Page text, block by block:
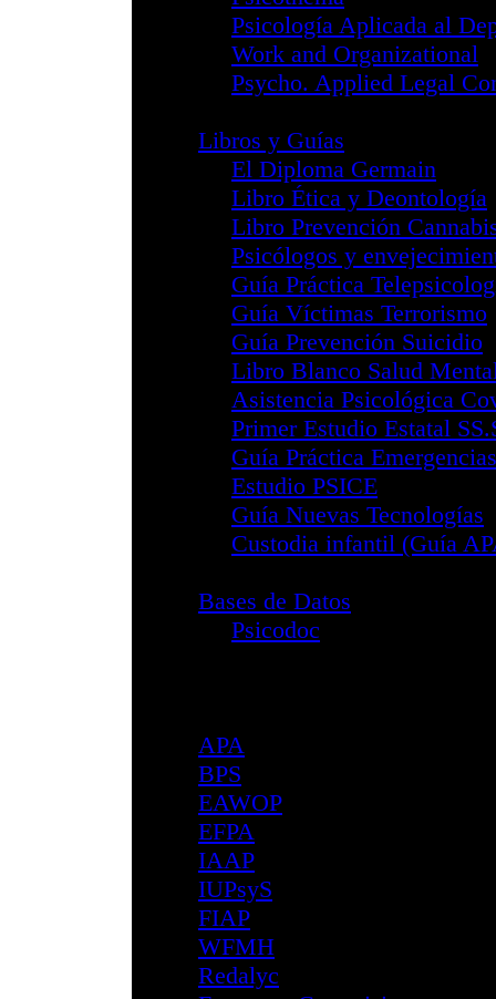
Colegios
Mapa de
Álava
Andalucía
Andalucía
Aragón
Bizkaia
Cantabria
Castilla - La
Castilla y León
Catalunya
Ceuta
Comunitat
Extremadura
Galicia
Gipuzkoa
Navarra
Las Palmas
Región de
La Rioja
Santa Cruz de